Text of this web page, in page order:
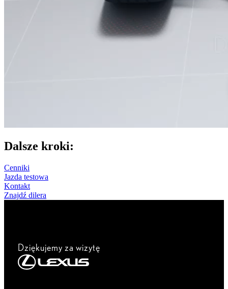
Dalsze kroki:
Cenniki
Jazda testowa
Kontakt
Znajdź dilera
Dziękujemy za wizytę